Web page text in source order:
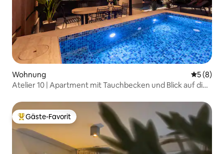
Wohnung
5 (8)
Atelier 10 | Apartment mit Tauchbecken und Blick auf die
Beliebter Gäste-Favorit.
Gäste-Favorit